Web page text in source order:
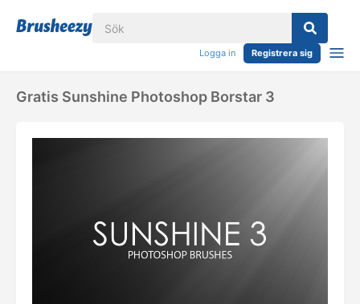
Logga in Registrera sig
Gratis Sunshine Photoshop Borstar 3